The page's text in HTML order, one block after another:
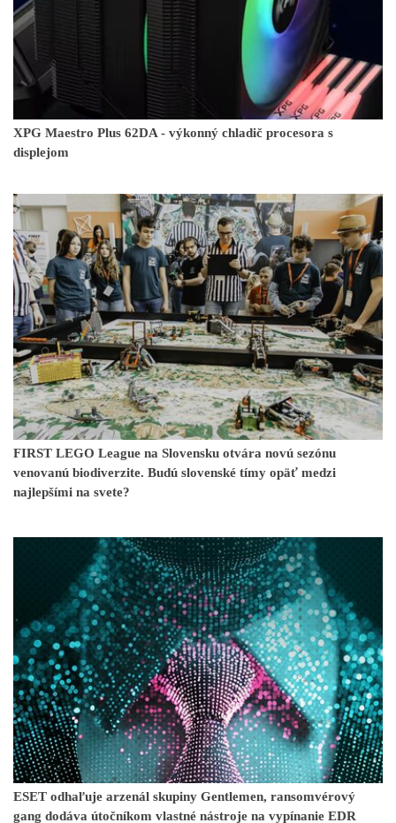
XPG Maestro Plus 62DA - výkonný chladič procesora s
displejom
FIRST LEGO League na Slovensku otvára novú sezónu
venovanú biodiverzite. Budú slovenské tímy opäť medzi
najlepšími na svete?
ESET odhaľuje arzenál skupiny Gentlemen, ransomvérový
gang dodáva útočníkom vlastné nástroje na vypínanie EDR